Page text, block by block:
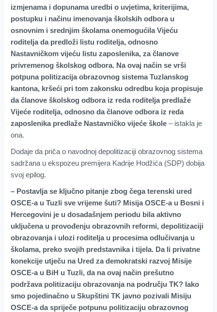
izmjenama i dopunama uredbi o uvjetima, kriterijima,
postupku i načinu imenovanja školskih odbora u
osnovnim i srednjim školama onemogućila Vijeću
roditelja da predloži listu roditelja, odnosno
Nastavničkom vijeću listu zaposlenika, za članove
privremenog školskog odbora. Na ovaj način se vrši
potpuna politizacija obrazovnog sistema Tuzlanskog
kantona, kršeći pri tom zakonsku odredbu koja propisuje
da članove školskog odbora iz reda roditelja predlaže
Vijeće roditelja, odnosno da članove odbora iz reda
zaposlenika predlaže Nastavničko vijeće škole– istakla je
ona.
Dodaje da priča o navodnoj depolitizaciji obrazovnog sistema
sadržana u ekspozeu premijera Kadrije Hodžića (SDP) dobija
svoj epilog.
– Postavlja se ključno pitanje zbog čega terenski ured
OSCE-a u Tuzli sve vrijeme šuti? Misija OSCE-a u Bosni i
Hercegovini je u dosadašnjem periodu bila aktivno
uključena u provođenju obrazovnih reformi, depolitizaciji
obrazovanja i ulozi roditelja u procesima odlučivanja u
školama, preko svojih predstavnika i tijela. Da li privatne
konekcije utječu na Ured za demokratski razvoj Misije
OSCE-a u BiH u Tuzli, da na ovaj način prešutno
podržava politizaciju obrazovanja na području TK? Iako
smo pojedinačno u Skupštini TK javno pozivali Misiju
OSCE-a da spriječe potpunu politizaciju obrazovnog